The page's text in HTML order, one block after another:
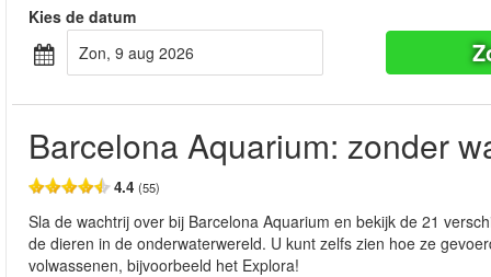
Kies de datum
zon, 9 aug 2026
Barcelona Aquarium: zonder
4.4 (55)
Sla de wachtrij over bij Barcelona Aquarium en bekijk de 21
de dieren in de onderwaterwereld. U kunt zelfs zien hoe ze
volwassenen, bijvoorbeeld het Explora!